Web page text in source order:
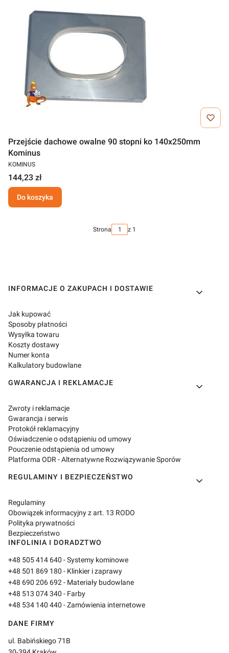
Przejście dachowe owalne 90 stopni ko 140x250mm
Kominus
KOMINUS
144,23 zł
Do koszyka
Strona z 1
Linki w stopce
INFORMACJE O ZAKUPACH I DOSTAWIE
Jak kupować
Sposoby płatności
Wysyłka towaru
Koszty dostawy
Numer konta
Kalkulatory budowlane
GWARANCJA I REKLAMACJE
Zwroty i reklamacje
Gwarancja i serwis
Protokół reklamacyjny
Oświadczenie o odstąpieniu od umowy
Pouczenie odstąpienia od umowy
Platforma ODR - Alternatywne Rozwiązywanie Sporów
REGULAMINY I BEZPIECZEŃSTWO
Regulaminy
Obowiązek informacyjny z art. 13 RODO
Polityka prywatności
Bezpieczeństwo
INFOLINIA I DORADZTWO
+48 505 414 640 - Systemy kominowe
+48 501 869 180 - Klinkier i zaprawy
+48 690 206 692 - Materiały budowlane
+48 513 074 340 - Farby
+48 534 140 440 - Zamówienia internetowe
DANE FIRMY
ul. Babińskiego 71B